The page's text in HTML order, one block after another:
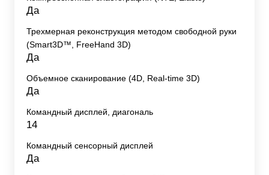
Да
Трехмерная реконструкция методом свободной руки
(Smart3D™, FreeHand 3D)
Да
Объемное сканирование (4D, Real-time 3D)
Да
Командный дисплей, диагональ
14
Командный сенсорный дисплей
Да